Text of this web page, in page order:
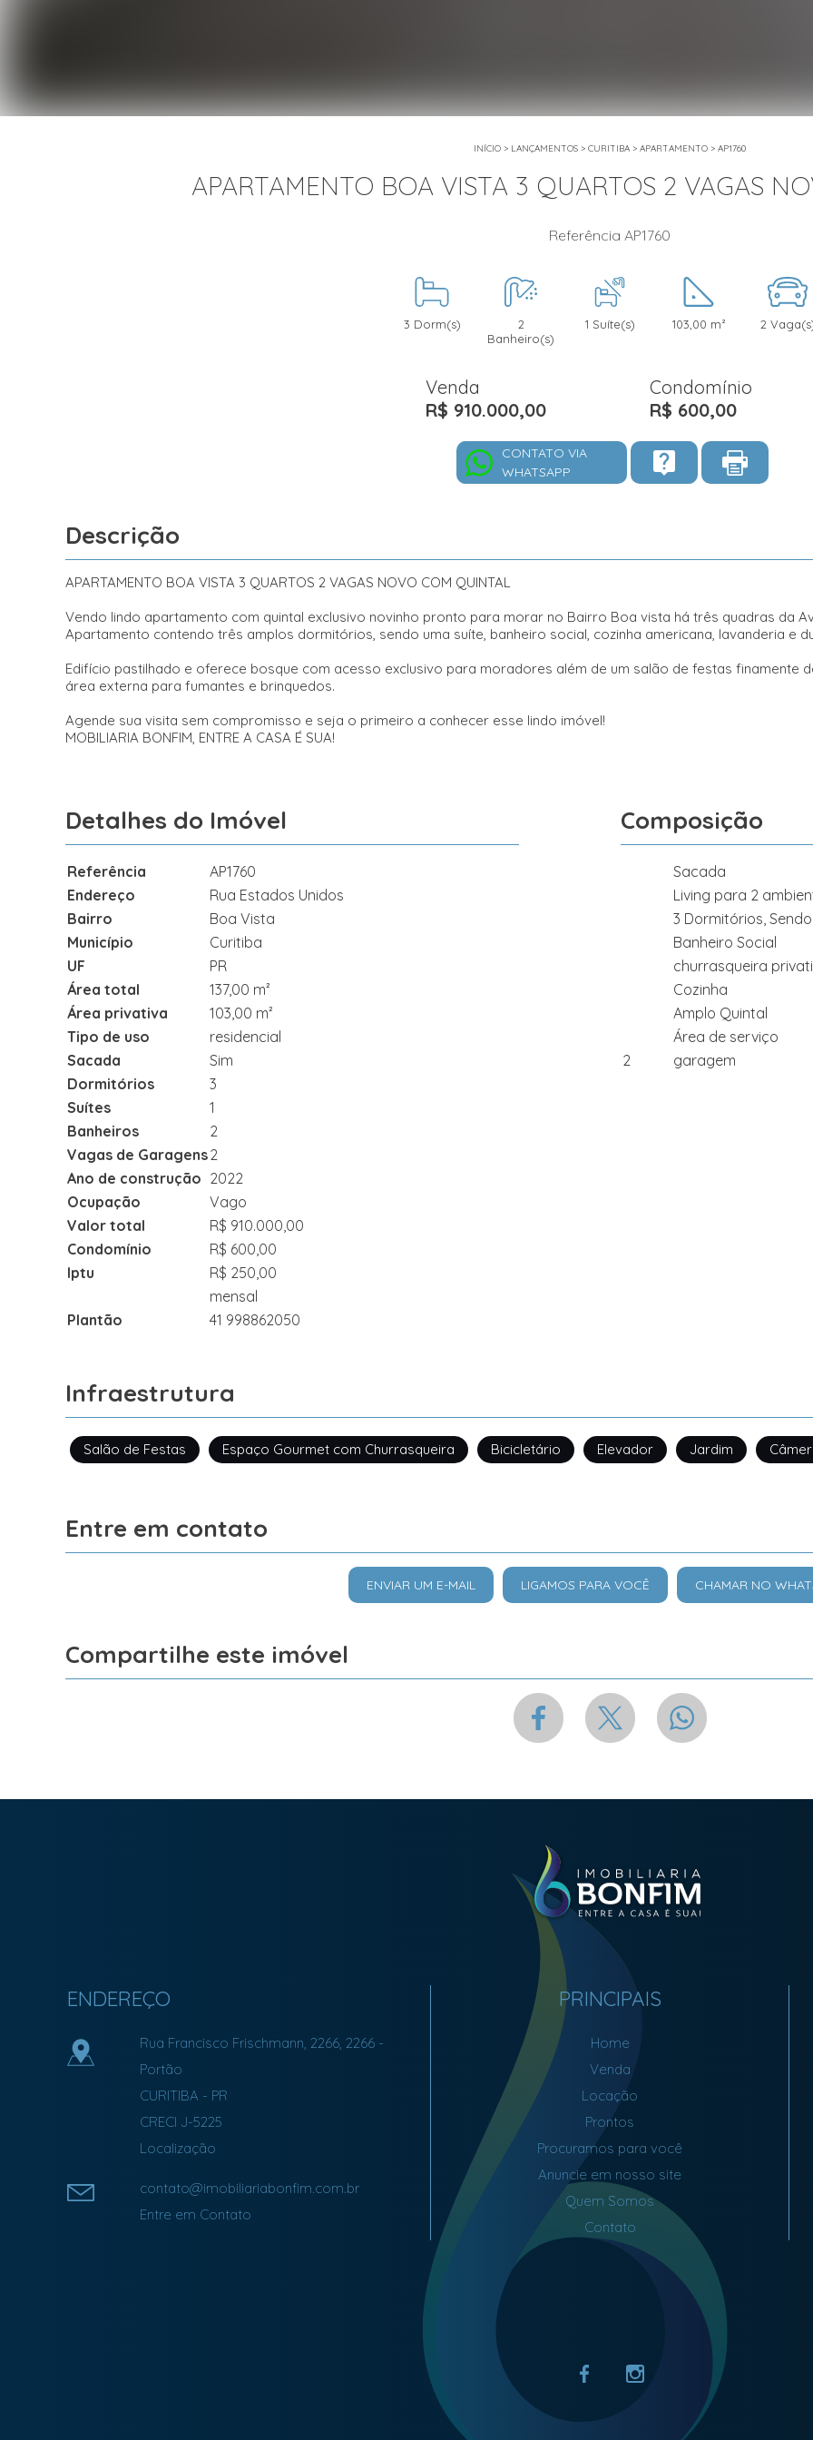
INÍCIO > LANÇAMENTOS > CURITIBA > APARTAMENTO > AP1760
APARTAMENTO BOA VISTA 3 QUARTOS 2 VAGAS
Referência AP1760
3 Dorm(s)
2
Banheiro(s)
1 Suíte(s) 103,00 m² 2
Venda
R$ 910.000,00
Condomínio
R$ 600,00
CONTATO VIA
WHATSAPP
Descrição
APARTAMENTO BOA VISTA 3 QUARTOS 2 VAGAS NOVO COM QUINTAL
Vendo lindo apartamento com quintal exclusivo novinho pronto para morar no Bairro Boa vista há três quadras da
Apartamento contendo três amplos dormitórios, sendo uma suíte, banheiro social, cozinha americana, lavanderia e
Edifício pastilhado e oferece bosque com acesso exclusivo para moradores além de um salão de festas finamente
área externa para fumantes e brinquedos.
Agende sua visita sem compromisso e seja o primeiro a conhecer esse lindo imóvel!
MOBILIARIA BONFIM, ENTRE A CASA É SUA!
Detalhes do Imóvel
Referência
AP1760
Endereço
Rua Estados Unidos
Bairro
Boa Vista
Município
Curitiba
UF
PR
Área total
137,00 m²
Área privativa
103,00 m²
Tipo de uso
residencial
Sacada
Sim
Dormitórios
3
Suítes
1
Banheiros
2
Vagas de Garagens2
Ano de construção 2022
Ocupação
Vago
Valor total
R$ 910.000,00
Condomínio
R$ 600,00
Iptu
R$ 250,00
mensal
Plantão
41 998862050
Composição
Sacada
Living para 2
3 Dormitórios, Sendo
Banheiro Social
churrasqueira
Cozinha
Amplo Quintal
Área de serviço
2
garagem
Infraestrutura
Salão de Festas Espaço Gourmet com Churrasqueira Bicicletário Elevador Jardim
Entre em contato
ENVIAR UM E-MAIL LIGAMOS PARA VOCÊ CHAMAR NO
Compartilhe este imóvel
ENDEREÇO
Rua Francisco Frischmann, 2266, 2266 -
Portão
CURITIBA - PR
CRECI J-5225
Localização
contato@imobiliariabonfim.com.br
Entre em Contato
PRINCIPAIS
Home
Venda
Locação
Prontos
Procuramos para você
Anuncie em nosso site
Quem Somos
Contato